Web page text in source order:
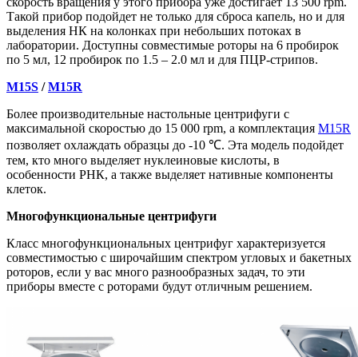
Такой прибор подойдет не только для сброса капель, но и для
выделения НК на колонках при небольших потоках в
лаборатории. Доступны совместимые роторы на 6 пробирок
по 5 мл, 12 пробирок по 1.5 – 2.0 мл и для ПЦР-стрипов.
M15S /M15R
Более производительные настольные центрифуги с
максимальной скоростью до 15 000 rpm, а комплектация M15R
позволяет охлаждать образцы до -10 ℃. Эта модель подойдет
тем, кто много выделяет нуклеиновые кислоты, в
особенности РНК, а также выделяет нативные компоненты
клеток.
Многофункциональные центрифуги
Класс многофункциональных центрифуг характеризуется
совместимостью с широчайшим спектром угловых и бакетных
роторов, если у вас много разнообразных задач, то эти
приборы вместе с роторами будут отличным решением.